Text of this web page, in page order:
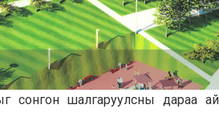
сонгон шалгаруулсны дараа